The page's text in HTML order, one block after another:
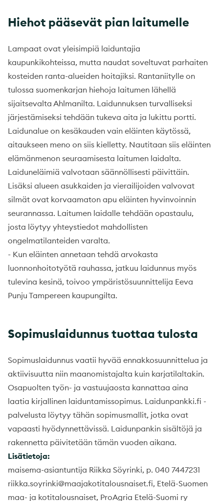
Hiehot pääsevät pian laitumelle
Lampaat ovat yleisimpiä laiduntajia
kaupunkikohteissa, mutta naudat soveltuvat parhaiten
kosteiden ranta-alueiden hoitajiksi. Rantaniitylle on
tulossa suomenkarjan hiehoja laitumen lähellä
sijaitsevalta Ahlmanilta. Laidunnuksen turvalliseksi
järjestämiseksi tehdään tukeva aita ja lukittu portti.
Laidunalue on kesäkauden vain eläinten käytössä,
aitaukseen meno on siis kielletty. Nautitaan siis eläinten
elämänmenon seuraamisesta laitumen laidalta.
Laiduneläimiä valvotaan säännöllisesti päivittäin.
Lisäksi alueen asukkaiden ja vierailijoiden valvovat
silmät ovat korvaamaton apu eläinten hyvinvoinnin
seurannassa. Laitumen laidalle tehdään opastaulu,
josta löytyy yhteystiedot mahdollisten
ongelmatilanteiden varalta.
- Kun eläinten annetaan tehdä arvokasta
luonnonhoitotyötä rauhassa, jatkuu laidunnus myös
tulevina kesinä, toivoo ympäristösuunnittelija Eeva
Punju Tampereen kaupungilta.
Sopimuslaidunnus tuottaa tulosta
Sopimuslaidunnus vaatii hyvää ennakkosuunnittelua ja
aktiivisuutta niin maanomistajalta kuin karjatilaltakin.
Osapuolten työn- ja vastuujaosta kannattaa aina
laatia kirjallinen laiduntamissopimus. Laidunpankki.fi -
palvelusta löytyy tähän sopimusmallit, jotka ovat
vapaasti hyödynnettävissä. Laidunpankin sisältöjä ja
rakennetta päivitetään tämän vuoden aikana.
Lisätietoja:
maisema-asiantuntija Riikka Söyrinki, p. 040 7447231
riikka.soyrinki@maajakotitalousnaiset.fi, Etelä-Suomen
maa- ja kotitalousnaiset, ProAgria Etelä-Suomi ry